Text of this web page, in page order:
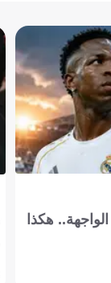
هكذا